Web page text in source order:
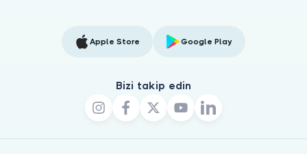
Apple Store Google Play
Bizi takip edin